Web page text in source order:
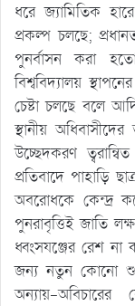
ধরে জ্যামিতিক
প্রকল্প চলছে;
পুনর্বাসন করা
বিশ্ববিদ্যালয়
চেষ্টা চলছে বলে
স্থানীয়
উচ্ছেদকরণ
প্রতিবাদে পাহাড়ি
অবরোধকে কেন্দ্র
পুনরাবৃত্তিই জাতি
ধ্বংসযঞ্জের রেশ না
জন্য নতুন কোনো
অন্যায়-